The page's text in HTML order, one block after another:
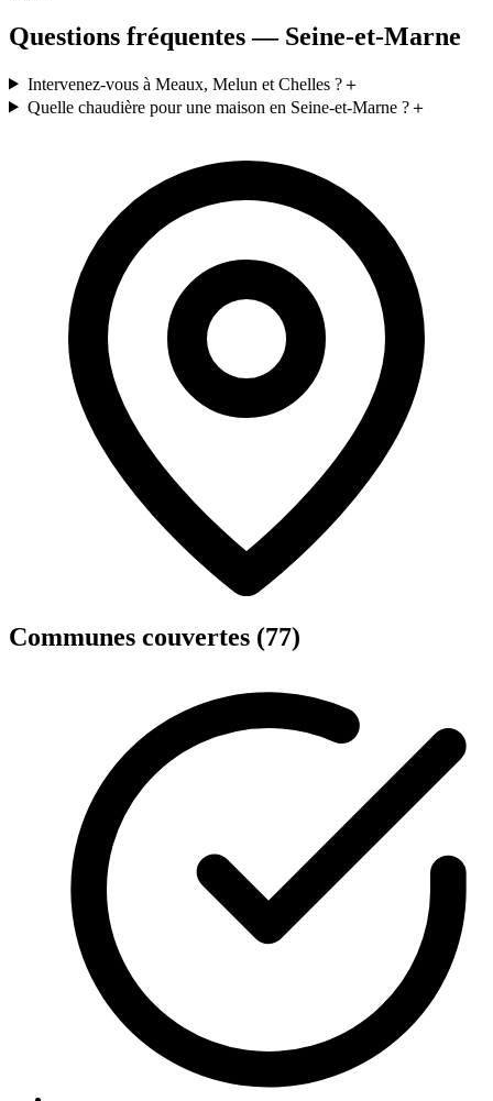
Questions fréquentes — Seine-et-Marne
Intervenez-vous à Meaux, Melun et Chelles ?＋
Quelle chaudière pour une maison en Seine-et-Marne ?＋
Communes couvertes (77)